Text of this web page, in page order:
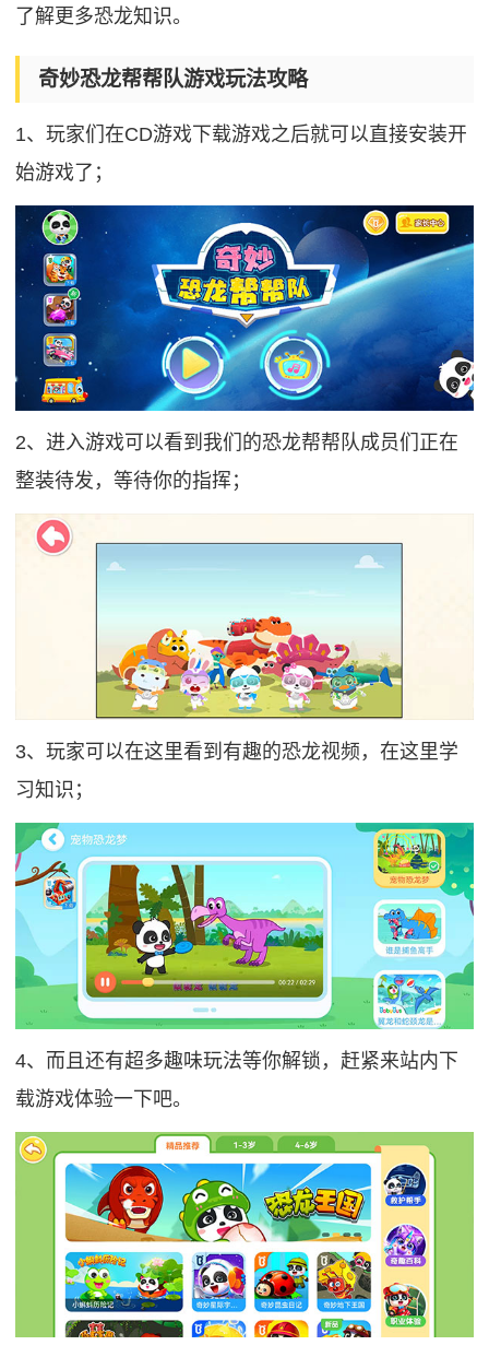
了解更多恐龙知识。
奇妙恐龙帮帮队游戏玩法攻略
1、玩家们在CD游戏下载游戏之后就可以直接安装开
始游戏了；
2、进入游戏可以看到我们的恐龙帮帮队成员们正在
整装待发，等待你的指挥；
3、玩家可以在这里看到有趣的恐龙视频，在这里学
习知识；
4、而且还有超多趣味玩法等你解锁，赶紧来站内下
载游戏体验一下吧。